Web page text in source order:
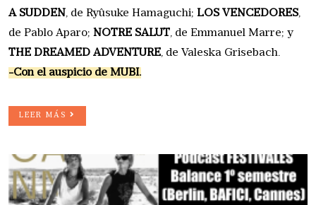
A SUDDEN , de Ryûsuke Hamaguchi; LOS VENCEDORES,
de Pablo Aparo; NOTRE SALUT, de Emmanuel Marre; y
THE DREAMED ADVENTURE, de Valeska Grisebach.
-Con el auspicio de MUBI.
LEER MÁS